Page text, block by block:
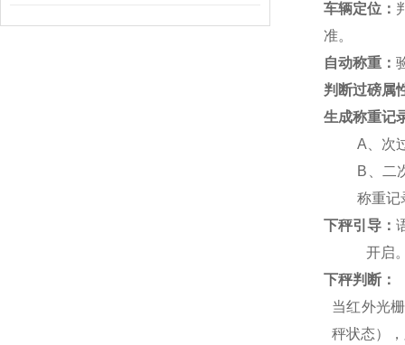
车辆定位：
准。
自动称重：
判断过磅属
生成称重记
A 、
B 、
称重记
下秤引导：
开启
下秤判断：
当红外光栅
秤状态）